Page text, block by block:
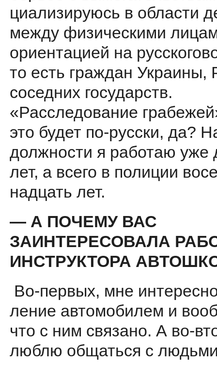
циализируюсь в области
между физическими
ориентацией на
то есть граж­дан Украины,
соседних государств.
«Расследование
это будет по-русски, да?
должности я работаю уже
лет, а всего в полиции
надцать лет.
— А ПОЧЕМУ ВАС
ЗАИНТЕРЕСОВА­ЛА
ИНСТРУКТОРА
Во-первых, мне
ление автомобилем и
что с ним связано. А во-
люблю общаться с